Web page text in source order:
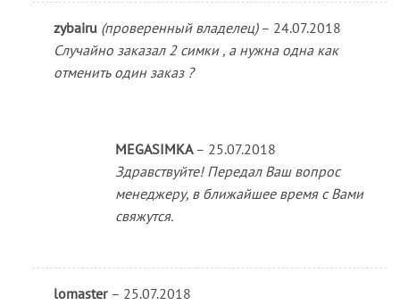
zybairu (проверенный владелец) – 24.07.2018
Случайно заказал 2 симки , а нужна одна как
отменить один заказ ?
MEGASIMKA – 25.07.2018
Здравствуйте! Передал Ваш вопрос
менеджеру, в ближайшее время с Вами
свяжутся.
lomaster – 25.07.2018